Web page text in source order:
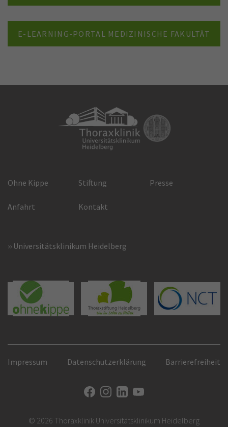
E-LEARNING-PORTAL MEDIZINISCHE FAKULTÄT
Ohne Kippe Stiftung Presse
Anfahrt Kontakt
Universitätsklinikum Heidelberg
Impressum Datenschutzerklärung Barrierefreiheit
© 2026 Thoraxklinik Universitätsklinikum Heidelberg